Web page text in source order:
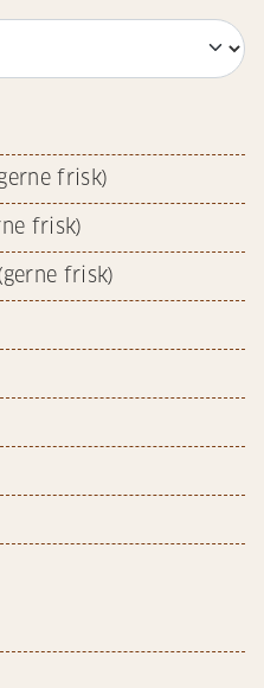
frisk)
frisk)
frisk)